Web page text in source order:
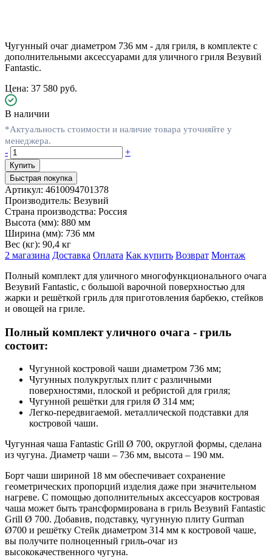
Чугунный очаг диаметром 736 мм - для гриля, в комплекте с
дополнительными аксессуарами для уличного гриля Везувий
Fantastic.
Цена: 37 580 руб.
В наличии
*Актуальность стоимости и наличие товара уточняйте у
менеджера.
-
+
Быстрая покупка
Артикул: 4610094701378
Производитель: Везувий
Страна производства: Россия
Высота (мм): 880 мм
Ширина (мм): 736 мм
Вес (кг): 90,4 кг
2 магазина Доставка Оплата Как купить Возврат Монтаж
Полный комплект для уличного многофункционального очага
Везувий Fantastic, с большой варочной поверхностью для
жарки и решёткой гриль для приготовления барбекю, стейков
и овощей на гриле.
Полный комплект уличного очага - гриль
состоит:
Чугунной костровой чаши диаметром 736 мм;
Чугунных полукруглых плит с различными
поверхностями, плоской и ребристой для гриля;
Чугунной решётки для гриля Ø 314 мм;
Легко-передвигаемой. металлической подставки для
костровой чаши.
Чугунная чаша Fantastic Grill Ø 700, округлой формы, сделана
из чугуна. Диаметр чаши – 736 мм, высота – 190 мм.
Борт чаши шириной 18 мм обеспечивает сохранение
геометрических пропорций изделия даже при значительном
нагреве. С помощью дополнительных аксессуаров костровая
чаша может быть трансформирована в гриль Везувий Fantastic
Grill Ø 700. Добавив, подставку, чугунную плиту Gurman
Ø700 и решётку Стейк диаметром 314 мм к костровой чаше,
вы получите полноценный гриль-очаг из
высококачественного чугуна.